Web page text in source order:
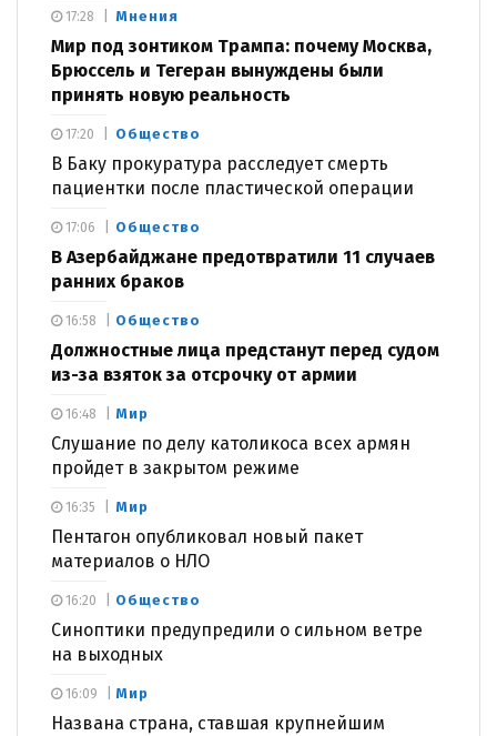
Мнения
Мир под зонтиком Трампа: почему Москва,
Брюссель и Тегеран вынуждены были
принять новую реальность
17:28
Общество
В Баку прокуратура расследует смерть
пациентки после пластической операции
17:20
Общество
В Азербайджане предотвратили 11 случаев
ранних браков
17:06
Общество
Должностные лица предстанут перед судом
из-за взяток за отсрочку от армии
16:58
Мир
Слушание по делу католикоса всех армян
пройдет в закрытом режиме
16:48
Мир
Пентагон опубликовал новый пакет
материалов о НЛО
16:35
Общество
Синоптики предупредили о сильном ветре
на выходных
16:20
Мир
Названа страна, ставшая крупнейшим
16:09